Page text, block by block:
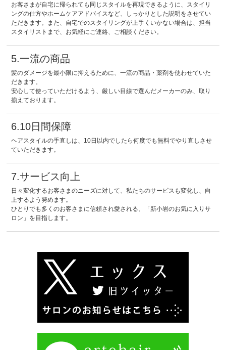
お客さまが自宅に帰られても同じスタイルを再現できるように、スタイリ
ングの仕方やホームケアアドバイスなど、しっかりとした説明をさせてい
ただきます。また、自宅でのスタイリングが上手くいかない場合は、担当
スタイリストまで、お気軽にご連絡、ご相談ください。
5.一流の商品
髪のダメージを最小限に抑えるために、一流の商品・薬剤を使わせていた
だきます。
安心して使っていただけるよう、厳しい目線で選んだメーカーのみ、取り
揃えております。
6.10日間保障
ヘアスタイルの手直しは、10日以内でしたら何度でも無料でやり直しさせ
ていただきます。
7.サービス向上
日々変化するお客さまのニーズに対して、私たちのサービスも変化し、向
上するよう努めます。
ひとりでも多くのお客さまに信頼され愛される、「新小岩のお気に入りサ
ロン」を目指します。